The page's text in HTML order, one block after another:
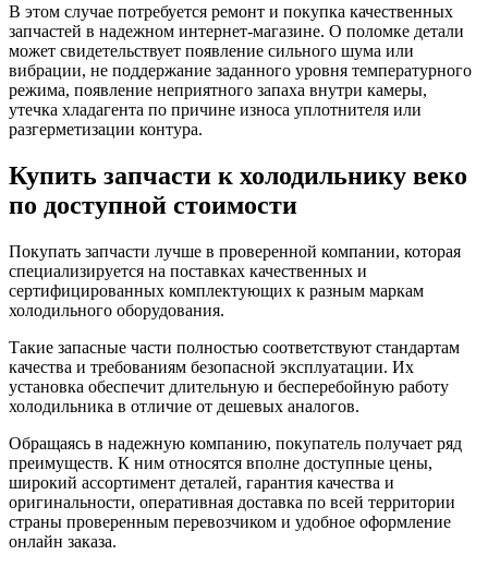
В этом случае потребуется ремонт и покупка качественных
запчастей в надежном интернет-магазине. О поломке детали
может свидетельствует появление сильного шума или
вибрации, не поддержание заданного уровня температурного
режима, появление неприятного запаха внутри камеры,
утечка хладагента по причине износа уплотнителя или
разгерметизации контура.
Купить запчасти к холодильнику веко
по доступной стоимости
Покупать запчасти лучше в проверенной компании, которая
специализируется на поставках качественных и
сертифицированных комплектующих к разным маркам
холодильного оборудования.
Такие запасные части полностью соответствуют стандартам
качества и требованиям безопасной эксплуатации. Их
установка обеспечит длительную и бесперебойную работу
холодильника в отличие от дешевых аналогов.
Обращаясь в надежную компанию, покупатель получает ряд
преимуществ. К ним относятся вполне доступные цены,
широкий ассортимент деталей, гарантия качества и
оригинальности, оперативная доставка по всей территории
страны проверенным перевозчиком и удобное оформление
онлайн заказа.